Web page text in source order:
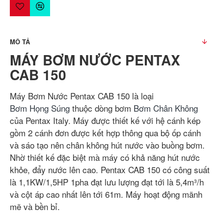
MÔ TẢ
MÁY BƠM NƯỚC PENTAX
CAB 150
Máy Bơm Nước Pentax CAB 150 là loại
Bơm Họng Súng thuộc dòng bơm Bơm Chân Không
của Pentax Italy. Máy được thiết kế với hệ cánh kép
gồm 2 cánh đơn được kết hợp thông qua bộ ốp cánh
và sáo tạo nên chân không hút nước vào buồng bơm.
Nhờ thiết kế đặc biệt mà máy có khả năng hút nước
khỏe, đẩy nước lên cao. Pentax CAB 150 có công suất
là 1,1KW/1,5HP 1pha đạt lưu lượng đạt tới là 5,4m³/h
và cột áp cao nhất lên tới 61m. Máy hoạt động mãnh
mẽ và bền bỉ.